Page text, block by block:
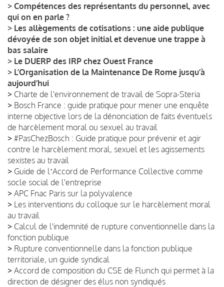
> Compétences des représentants du personnel, avec
qui on en parle ?
> Les allègements de cotisations : une aide publique
dévoyée de son objet initial et devenue une trappe à
bas salaire
> Le DUERP des IRP chez Ouest France
> L’Organisation de la Maintenance De Rome jusqu’à
aujourd’hui
> Charte de l'environnement de travail de Sopra-Steria
> Bosch France : guide pratique pour mener une enquête
interne objective lors de la dénonciation de faits éventuels
de harcèlement moral ou sexuel au travail
> #PasChezBosch : Guide pratique pour prévenir et agir
contre le harcèlement moral, sexuel et les agissements
sexistes au travail
> Guide de lʼAccord de Performance Collective comme
socle social de l'entreprise
> APC Fnac Paris sur la polyvalence
> Les interventions du colloque sur le harcèlement moral
au travail
> Calcul de l'indemnité de rupture conventionnelle dans la
fonction publique
> Rupture conventionnelle dans la fonction publique
territoriale, un guide syndical
> Accord de composition du CSE de Flunch qui permet à la
direction de désigner des élus non syndiqués